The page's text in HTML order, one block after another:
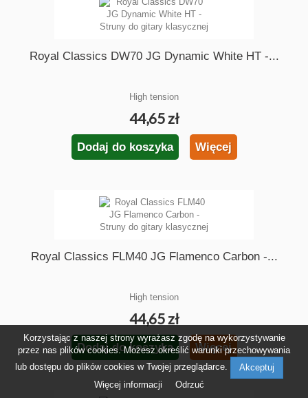
Royal Classics DW70 JG Dynamic White HT -...
High tension
44,65 zł
Dodaj do koszyka Więcej
Royal Classics FLM40 JG Flamenco Carbon -...
High tension
44,65 zł
Dodaj do koszyka Więcej
Korzystając z naszej strony wyrażasz zgodę na wykorzystywanie
przez nas plików cookies. Możesz określić warunki przechowywania
lub dostępu do plików cookies w Twojej przeglądarce.
Akceptuj
Więcej informacji
Odrzuć